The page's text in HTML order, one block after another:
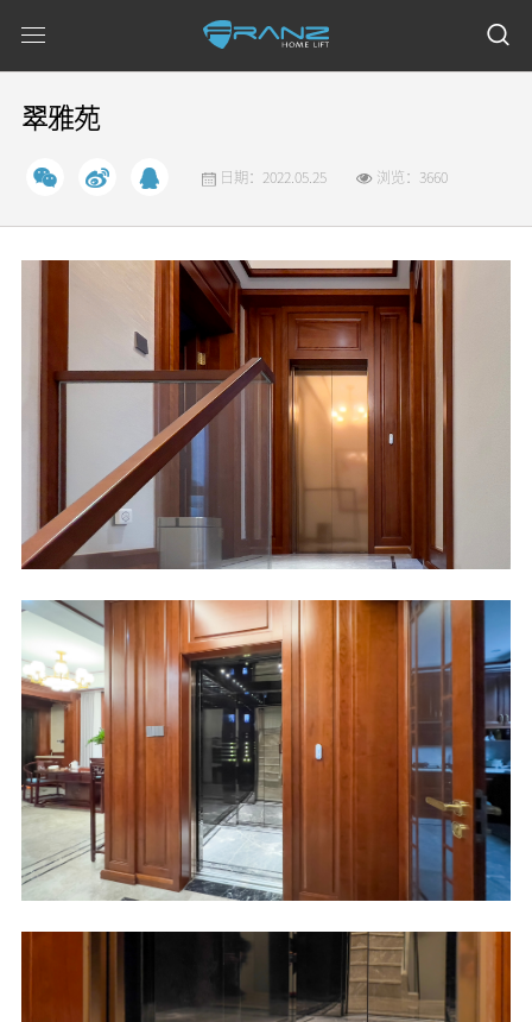
翠雅苑
日期：2022.05.25 浏览：3660